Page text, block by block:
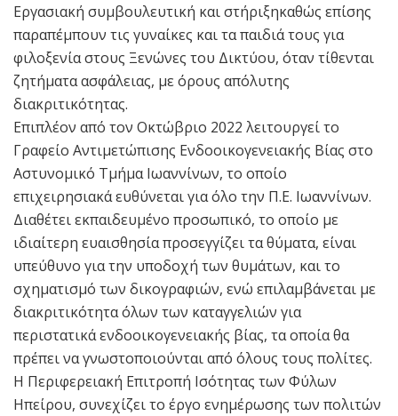
Εργασιακή συμβουλευτική και στήριξηκαθώς επίσης
παραπέμπουν τις γυναίκες και τα παιδιά τους για
φιλοξενία στους Ξενώνες του Δικτύου, όταν τίθενται
ζητήματα ασφάλειας, με όρους απόλυτης
διακριτικότητας.
Επιπλέον από τον Οκτώβριο 2022 λειτουργεί το
Γραφείο Αντιμετώπισης Ενδοοικογενειακής Βίας στο
Αστυνομικό Τμήμα Ιωαννίνων, το οποίο
επιχειρησιακά ευθύνεται για όλο την Π.Ε. Ιωαννίνων.
Διαθέτει εκπαιδευμένο προσωπικό, το οποίο με
ιδιαίτερη ευαισθησία προσεγγίζει τα θύματα, είναι
υπεύθυνο για την υποδοχή των θυμάτων, και το
σχηματισμό των δικογραφιών, ενώ επιλαμβάνεται με
διακριτικότητα όλων των καταγγελιών για
περιστατικά ενδοοικογενειακής βίας, τα οποία θα
πρέπει να γνωστοποιούνται από όλους τους πολίτες.
Η Περιφερειακή Επιτροπή Ισότητας των Φύλων
Ηπείρου, συνεχίζει το έργο ενημέρωσης των πολιτών